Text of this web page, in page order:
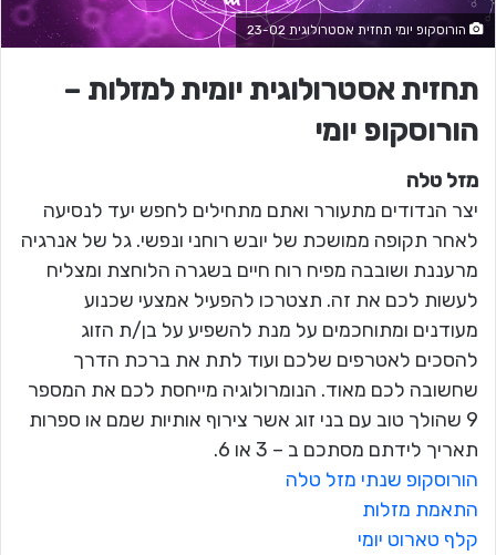
הורוסקופ יומי תחזית אסטרולוגית 23-02
תחזית אסטרולוגית יומית למזלות –
הורוסקופ יומי
מזל טלה
יצר הנדודים מתעורר ואתם מתחילים לחפש יעד לנסיעה
לאחר תקופה ממושכת של יובש רוחני ונפשי. גל של אנרגיה
מרעננת ושובבה מפיח רוח חיים בשגרה הלוחצת ומצליח
לעשות לכם את זה. תצטרכו להפעיל אמצעי שכנוע
מעודנים ומתוחכמים על מנת להשפיע על בן/ת הזוג
להסכים לאטרפים שלכם ועוד לתת את ברכת הדרך
שחשובה לכם מאוד. הנומרולוגיה מייחסת לכם את המספר
9 שהולך טוב עם בני זוג אשר צירוף אותיות שמם או ספרות
תאריך לידתם מסתכם ב – 3 או 6.
הורוסקופ שנתי מזל טלה
התאמת מזלות
קלף טארוט יומי